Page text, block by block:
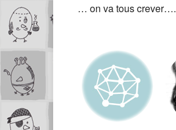
… on va tous crever….